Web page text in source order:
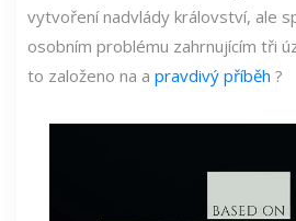
vytvoření nadvlády království, ale
osobním problému zahrnujícím tři
to založeno na a pravdivý příběh ?